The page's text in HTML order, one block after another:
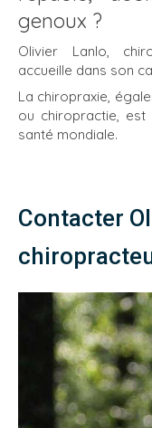
genoux ?
Olivier Lanlo,
accueille dans son
La chiropraxie,
ou chiropractie,
santé mondiale.
Contacter